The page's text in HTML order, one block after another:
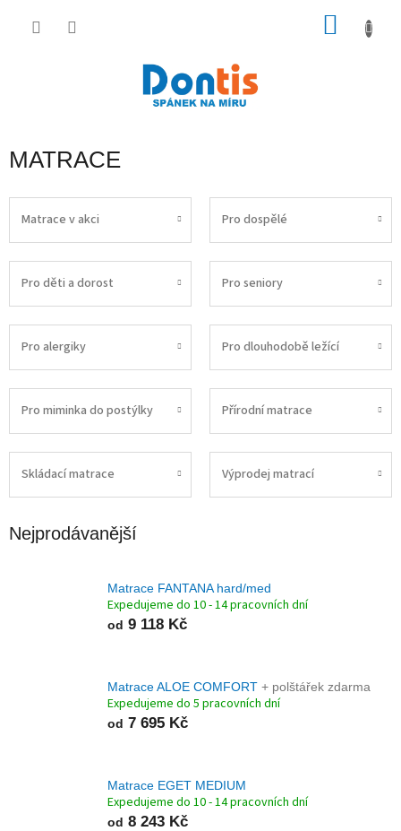
MATRACE
Matrace v akci Pro dospělé
Pro děti a dorost Pro seniory
Pro alergiky Pro dlouhodobě ležící
Pro miminka do postýlky Přírodní matrace
Skládací matrace Výprodej matrací
Nejprodávanější
Matrace FANTANA hard/med
Expedujeme do 10 - 14 pracovních dní
od 9 118 Kč
Matrace ALOE COMFORT + polštářek zdarma
Expedujeme do 5 pracovních dní
od 7 695 Kč
Matrace EGET MEDIUM
Expedujeme do 10 - 14 pracovních dní
od 8 243 Kč